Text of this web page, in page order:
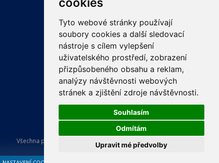
Tyto webové stránky používají
soubory cookies a další sledovací
nástroje s cílem vylepšení
uživatelského prostředí, zobrazení
přizpůsobeného obsahu a reklam,
analýzy návštěvnosti webových
stránek a zjištění zdroje návštěvnosti.
Souhlasím
Odmítám
Upravit mé předvolby
ODKAZY
PRO LÉKAŘE
PRO VEŘEJNOST
VZDĚLÁVÁNÍ
Všechna práva vyhrazena Česká lékařská komora. Tvorba a provoz
ISSA CZECH s.r.o..